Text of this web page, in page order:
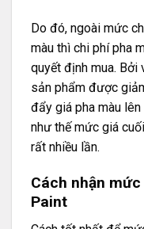
Do đó, ngoài mức
màu thì chi phí pha
quyết định mua. Bởi
sản phẩm được
đẩy giá pha màu
như thế mức giá
rất nhiều lần.
Cách nhận
Paint